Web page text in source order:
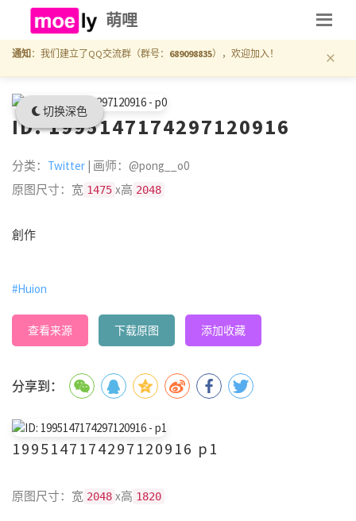
切换深色
萌哩
通知 ：我们建立了QQ交流群（群号： 689098835），欢迎加入！ ×
ID: 1995147174297120916
分类： Twitter | 画师：@pong__o0
原图尺寸：宽 1475 x高 2048
創作
#Huion
查看来源 下载原图 添加收藏
分享到：
1995147174297120916 p1
原图尺寸：宽 2048 x高 1820